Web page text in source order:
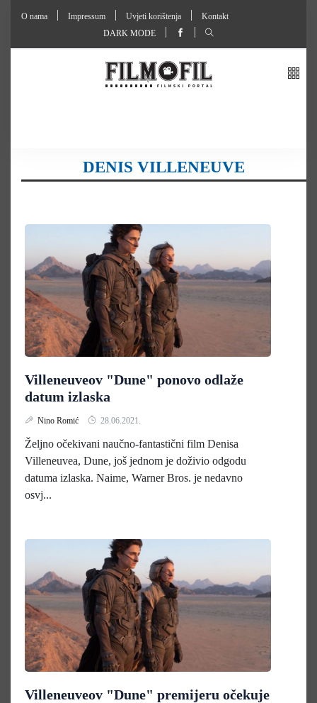
O nama Impressum Uvjeti korištenja
Kontakt
DARK MODE
DENIS VILLENEUVE
Villeneuveov "Dune" ponovo odlaže
datum izlaska
Nino Romić 28.06.2021.
Željno očekivani naučno-fantastični film Denisa
Villeneuvea, Dune, još jednom je doživio odgodu
datuma izlaska. Naime, Warner Bros. je nedavno
osvj...
Villeneuveov "Dune" premijeru očekuje